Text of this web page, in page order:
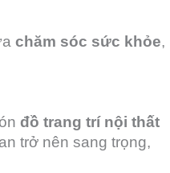
chăm sóc sức khỏe,
đồ trang trí nội thất
trở nên sang trọng,